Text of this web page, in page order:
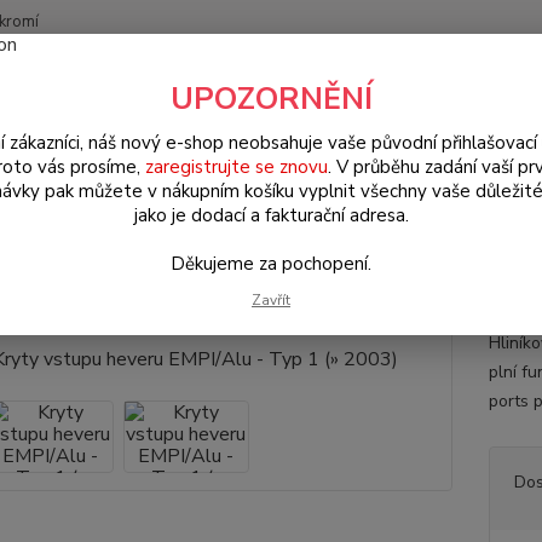
Hledat
Brouk Typ 1 (1938 » 03) Exteriér (Exterior) Doplňkové díly
vstupu heveru EMPI/Alu -
plní
ports
UPOZORNĚNÍ
zákazníci, náš nový e-shop neobsahuje vaše původní přihlašovací
vás prosíme, zaregistrujte se znovu. V průběhu zadání vaší
pak můžete v nákupním košíku vyplnit všechny vaše
jako je dodací a fakturační adresa.
Děkujeme za pochopení.
Zavřít